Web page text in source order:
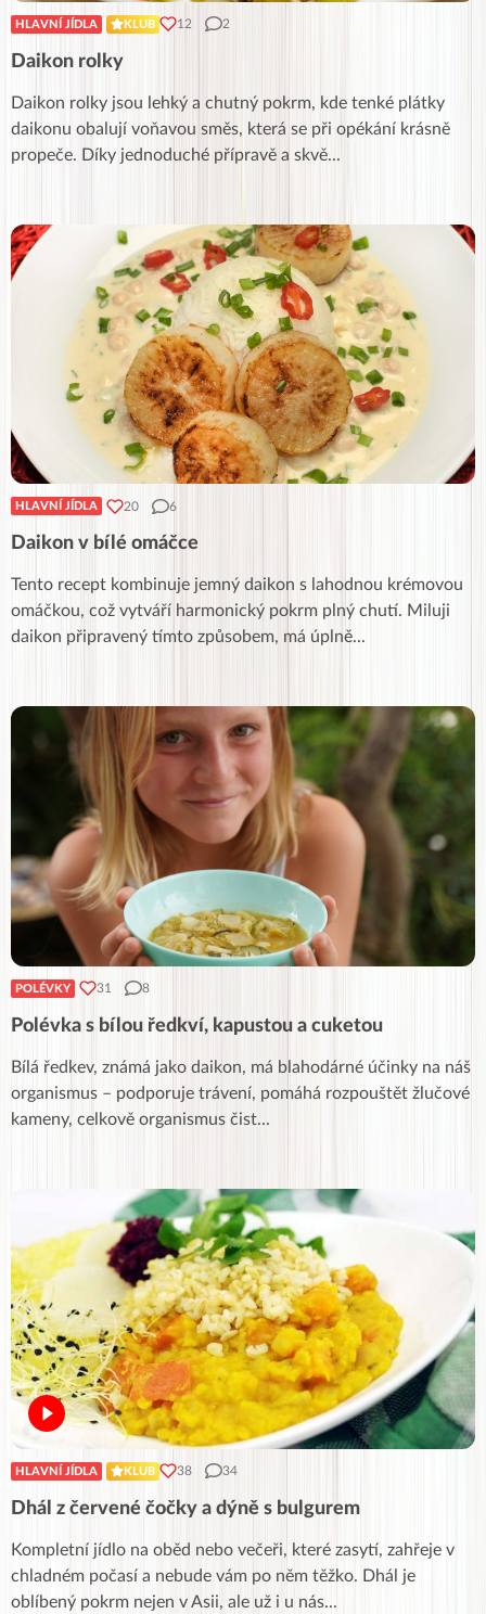
HLAVNÍ JÍDLA KLUB 12 2
Daikon rolky
Daikon rolky jsou lehký a chutný pokrm, kde tenké plátky
daikonu obalují voňavou směs, která se při opékání krásně
propeče. Díky jednoduché přípravě a skvě...
HLAVNÍ JÍDLA 20 6
Daikon v bílé omáčce
Tento recept kombinuje jemný daikon s lahodnou krémovou
omáčkou, což vytváří harmonický pokrm plný chutí. Miluji
daikon připravený tímto způsobem, má úplně...
POLÉVKY 31 8
Polévka s bílou ředkví, kapustou a cuketou
Bílá ředkev, známá jako daikon, má blahodárné účinky na náš
organismus – podporuje trávení, pomáhá rozpouštět žlučové
kameny, celkově organismus čist...
HLAVNÍ JÍDLA KLUB 38 34
Dhál z červené čočky a dýně s bulgurem
Kompletní jídlo na oběd nebo večeři, které zasytí, zahřeje v
chladném počasí a nebude vám po něm těžko. Dhál je
oblíbený pokrm nejen v Asii, ale už i u nás...